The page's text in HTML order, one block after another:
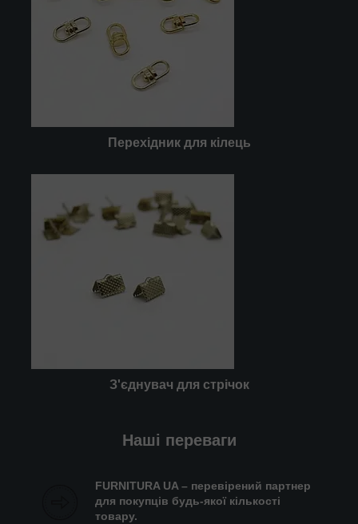
Перехідник для кілець
З'єднувач для стрічок
Наші переваги
FURNITURA UA – перевірений партнер
для покупців будь-якої кількості
товару.